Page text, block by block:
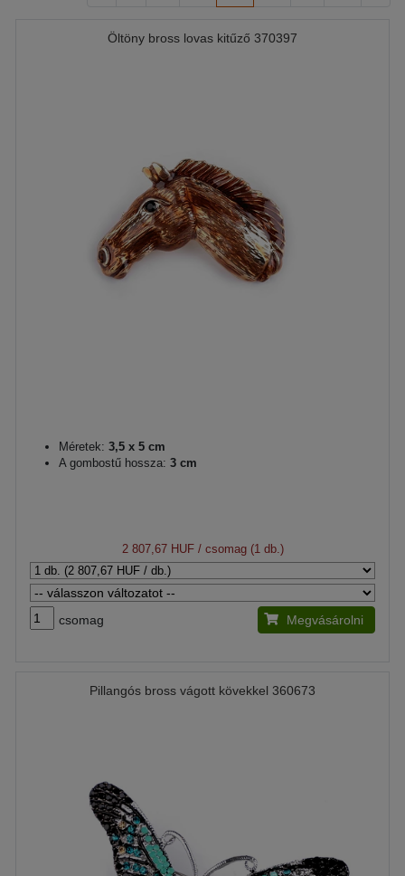
Öltöny bross lovas kitűző 370397
Méretek: 3,5 x 5 cm
A gombostű hossza: 3 cm
2 807,67 HUF/ csomag (1 db.)
csomag Megvásárolni
Pillangós bross vágott kövekkel 360673